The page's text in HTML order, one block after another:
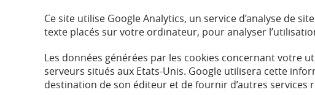
Ce site utilise Google Analytics, un service d’analyse de
texte placés sur votre ordinateur, pour analyser
Les données générées par les cookies concernant votre
serveurs situés aux Etats-Unis. Google utilisera cette
destination de son éditeur et de fournir d’autres services